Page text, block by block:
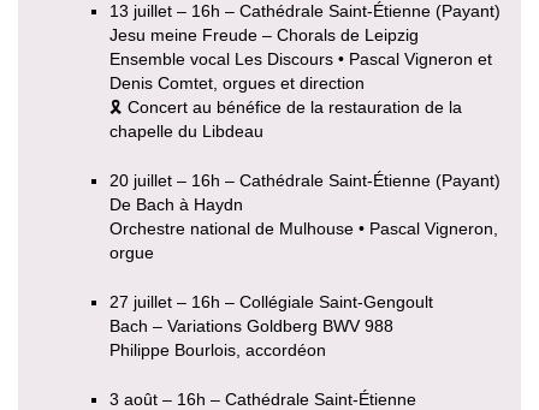
13 juillet – 16h – Cathédrale Saint-Étienne (Payant)
Jesu meine Freude – Chorals de Leipzig
Ensemble vocal Les Discours • Pascal Vigneron et
Denis Comtet, orgues et direction
🎗 Concert au bénéfice de la restauration de la
chapelle du Libdeau
20 juillet – 16h – Cathédrale Saint-Étienne (Payant)
De Bach à Haydn
Orchestre national de Mulhouse • Pascal Vigneron,
orgue
27 juillet – 16h – Collégiale Saint-Gengoult
Bach – Variations Goldberg BWV 988
Philippe Bourlois, accordéon
3 août – 16h – Cathédrale Saint-Étienne